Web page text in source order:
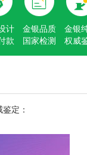
计
款
金银品质
国家检测
金银
权威
定：